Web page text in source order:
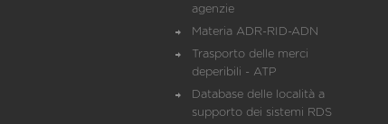
agenzie
Materia ADR-RID-ADN
Trasporto delle merci
deperibili - ATP
Database delle località a
supporto dei sistemi RDS